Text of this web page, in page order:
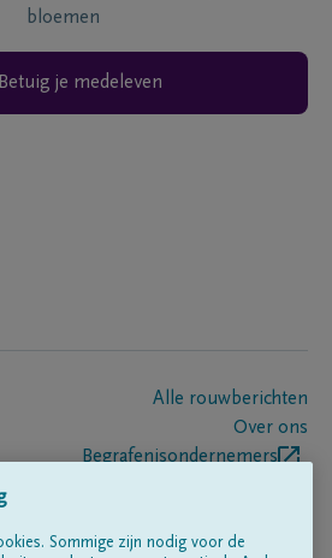
bloemen
Betuig je medeleven
Alle rouwberichten
Over ons
Begrafenisondernemers
Sommige zijn nodig voor de